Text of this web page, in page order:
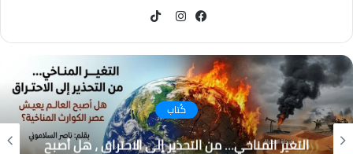
كُتاب
التغير المناخي… من التحذير إلى الاحتراق ، هل أصبح